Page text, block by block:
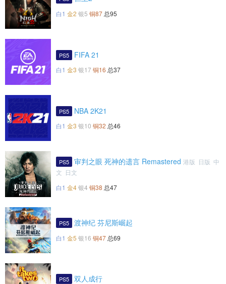
白1 金2 银5 铜87 总95
PS5 FIFA 21
白1 金3 银17 铜16 总37
PS5 NBA 2K21
白1 金3 银10 铜32 总46
PS5 审判之眼 死神的遗言 Remastered 港版 日版 中
文 日文
白1 金4银4 铜38 总47
PS5 渡神纪 芬尼斯崛起
白1 金5 银16 铜47 总69
PS5 双人成行